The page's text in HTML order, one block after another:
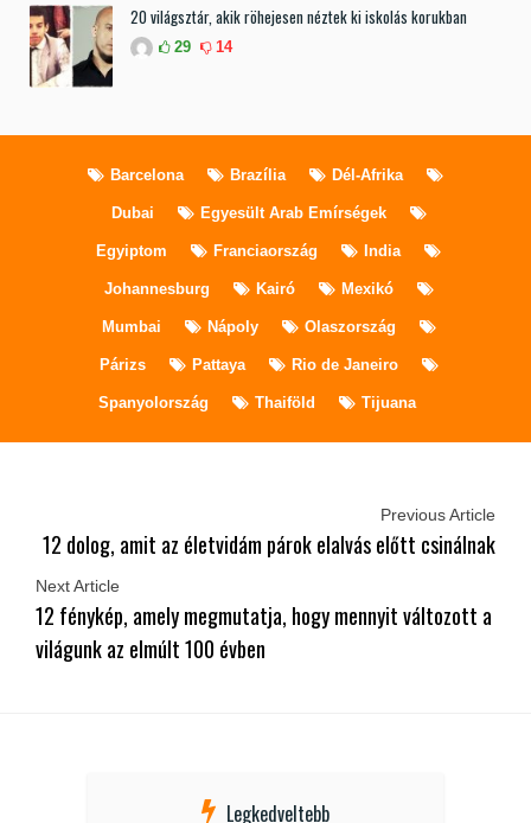
20 világsztár, akik röhejesen néztek ki iskolás korukban
29 14
Barcelona Brazília Dél-Afrika
Dubai Egyesült Arab Emírségek
Egyiptom Franciaország India
Johannesburg Kairó Mexikó
Mumbai Nápoly Olaszország
Párizs Pattaya Rio de Janeiro
Spanyolország Thaiföld Tijuana
Previous Article
12 dolog, amit az életvidám párok elalvás előtt csinálnak
Next Article
12 fénykép, amely megmutatja, hogy mennyit változott a
világunk az elmúlt 100 évben
Legkedveltebb